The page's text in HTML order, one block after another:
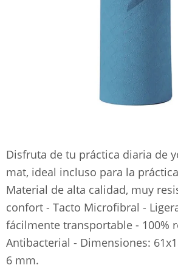
Disfruta de tu práctica diaria de
mat, ideal incluso para la
Material de alta calidad, muy
confort - Tacto Microfibral -
fácilmente transportable - 100%
Antibacterial - Dimensiones:
6 mm.